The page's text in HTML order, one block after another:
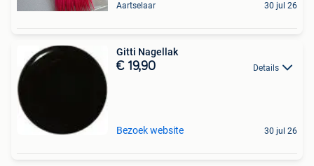
Aartselaar 30 jul 26
Gitti Nagellak
€ 19,90 Details
Bezoek website 30 jul 26